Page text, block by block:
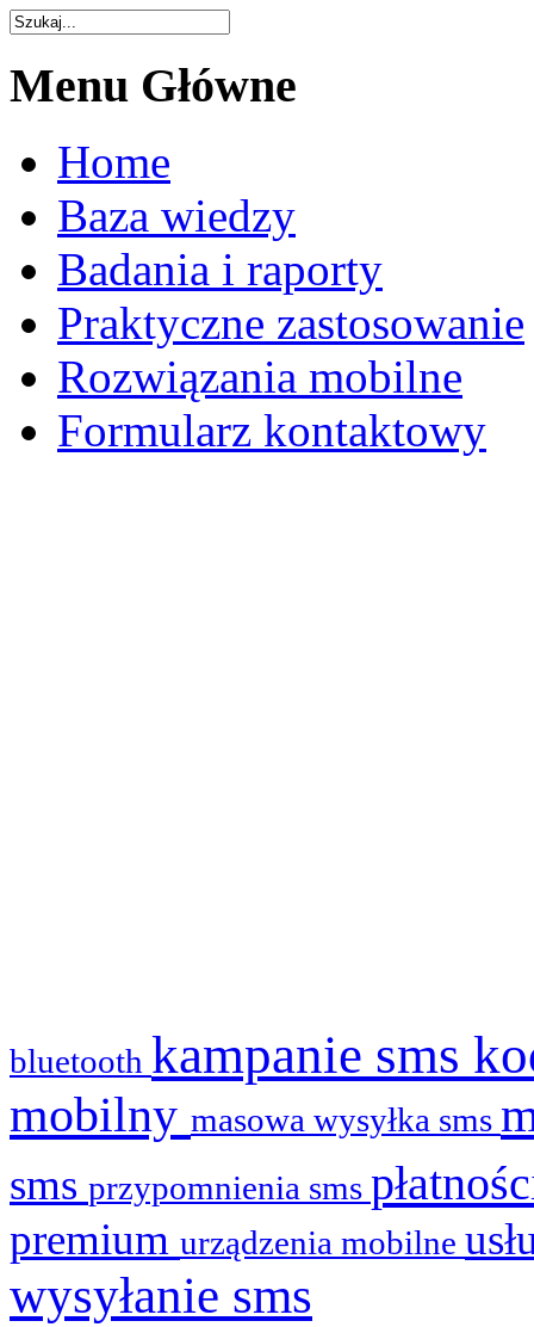
Menu Główne
Home
Baza wiedzy
Badania i raporty
Praktyczne zastosowanie
Rozwiązania mobilne
Formularz kontaktowy
bluetooth kampanie sms
mobilny masowa wysyłka sms
sms przypomnienia sms
premium urządzenia mobilne
wysyłanie sms